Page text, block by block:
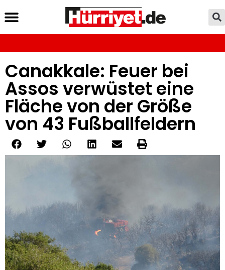
Canakkale: Feuer bei
Assos verwüstet eine
Fläche von der Größe
von 43 Fußballfeldern